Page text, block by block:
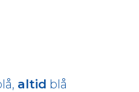
altid blå